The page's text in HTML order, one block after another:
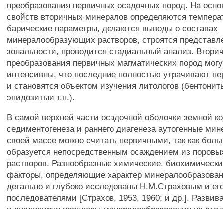
преобразования первичных осадочных пород. На
свойств вторичных минералов определяются
барические параметры, делаются выводы о составах
минералообразующих растворов, строятся
зональности, проводится стадиальный анализ.
преобразования первичных магматических пород
интенсивны, что последние полностью утрачивают
и становятся объектом изучения литологов
эпидозитыи т.п.).
В самой верхней части осадочной оболочки земной
седиментогенеза и раннего диагенеза аутогенные
своей массе можно считать первичными, так как
образуется непосредственным осаждением из
растворов. Разнообразные химические,
факторы, определяющие характер
детально и глубоко исследованы Н.М.Страховым и
последователями [Страхов, 1953, 1960; и др.].